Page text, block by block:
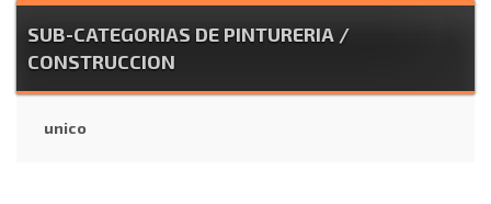
SUB-CATEGORIAS DE PINTURERIA /
CONSTRUCCION
unico